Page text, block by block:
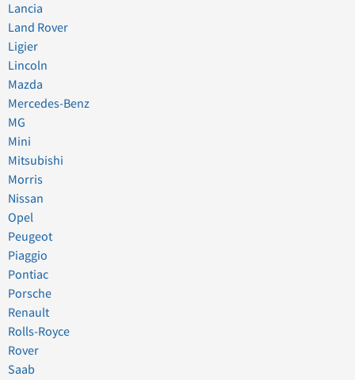
Lancia
Land Rover
Ligier
Lincoln
Mazda
Mercedes-Benz
MG
Mini
Mitsubishi
Morris
Nissan
Opel
Peugeot
Piaggio
Pontiac
Porsche
Renault
Rolls-Royce
Rover
Saab